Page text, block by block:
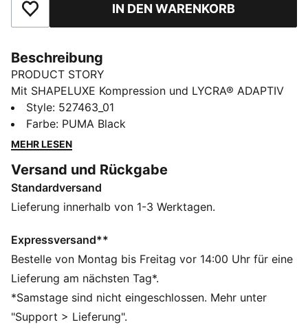
Zu Favoriten hinzufügenIN DEN WARENKORB
Beschreibung
PRODUCT STORY
Mit SHAPELUXE Kompression und LYCRA® ADAPTIV
Fasern für eine körperbetonende Passform, die sich
mit dir mitbewegt. Der hohe Bund und die dryCELL
Technologie sorgen für Selbstbewusstsein – ob beim
Länge – spüre den Unterschied bei jeder Bewegung.
FEATURES + VORTEILE
dryCELL: Performance-Technologie, die Feuchtigkeit
Training schweißfrei bleibst
LYCRA® ADAPTIV: Faser in einer innovativen,
nahtlosen Konstruktion für eine optimale Passform und
Formbeständigkeit sorgt für eine passgenaue
Kompression, die sich mit dir bewegt
Hergestellt aus mindestens 50 % recycelten
Style: 527463_01
Farbe: PUMA Black
MEHR LESEN
Versand und Rückgabe
Standardversand
Lieferung innerhalb von 1-3 Werktagen.
Expressversand**
Bestelle von Montag bis Freitag vor 14:00 Uhr für eine
Lieferung am nächsten Tag*.
*Samstage sind nicht eingeschlossen. Mehr unter
"Support > Lieferung".